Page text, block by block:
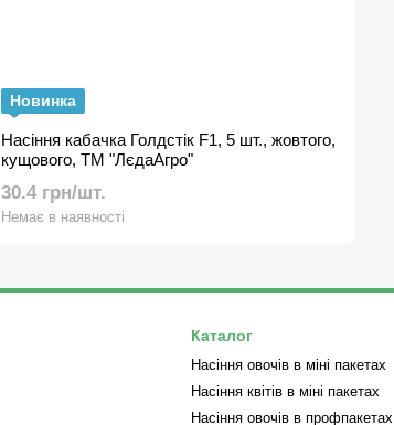
Новинка
Насіння кабачка Голдстік F1, 5 шт., жовтого,
кущового, ТМ "ЛєдаАгро"
30.4 грн/шт.
Немає в наявності
Каталог
Насіння овочів в міні пакетах
Насіння квітів в міні пакетах
Насіння овочів в профпакетах